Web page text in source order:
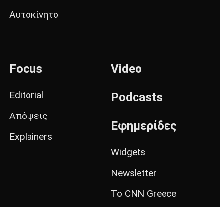
Αυτοκίνητο
Focus
Editorial
Απόψεις
Explainers
Video
Podcasts
Εφημερίδες
Widgets
Newsletter
Το CNN Greece